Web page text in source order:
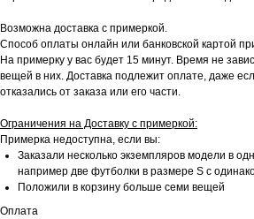
Возможна доставка с примеркой.
Способ оплаты онлайн или банковской картой
На примерку у вас будет 15 минут. Время не
вещей в них. Доставка подлежит оплате, даже
отказались от заказа или его части.
Ограничения на Доставку с примеркой:
Примерка недоступна, если вы:
Заказали несколько экземпляров модели в
например две футболки в размере S с
Положили в корзину больше семи вещей
Оплата